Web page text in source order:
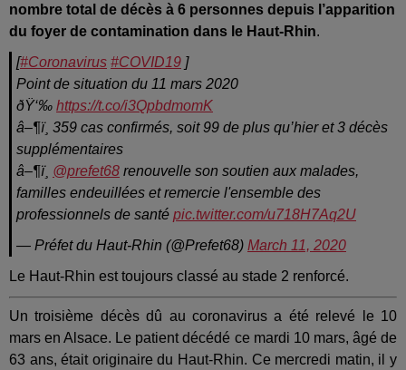
nombre total de décès à 6 personnes depuis l’apparition
du foyer de contamination dans le Haut-Rhin.
[#Coronavirus #COVID19 ]
Point de situation du 11 mars 2020
ðŸ‘‰ https://t.co/i3QpbdmomK
â–¶ï¸ 359 cas confirmés, soit 99 de plus qu’hier et 3 décès
supplémentaires
â–¶ï¸ @prefet68 renouvelle son soutien aux malades,
familles endeuillées et remercie l'ensemble des
professionnels de santé pic.twitter.com/u718H7Aq2U
— Préfet du Haut-Rhin (@Prefet68) March 11, 2020
Le Haut-Rhin est toujours classé au stade 2 renforcé.
Un troisième décès dû au coronavirus a été relevé le 10
mars en Alsace. Le patient décédé ce mardi 10 mars, âgé de
63 ans, était originaire du Haut-Rhin. Ce mercredi matin, il y